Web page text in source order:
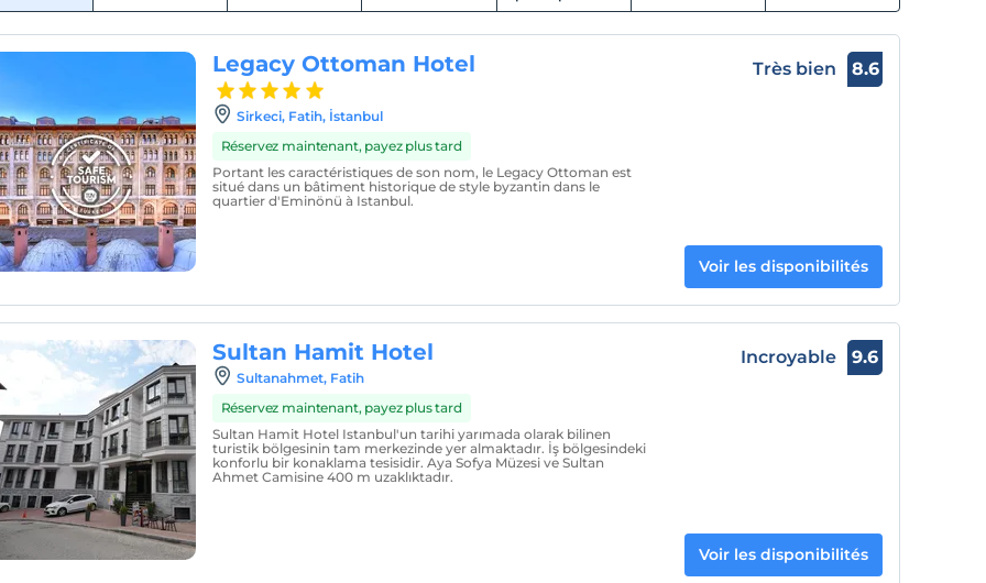
Legacy Ottoman Hotel
Sirkeci, Fatih, İstanbul
Réservez maintenant, payez plus tard
Portant les caractéristiques de son nom, le Legacy Ottoman est
situé dans un bâtiment historique de style byzantin dans le
quartier d'Eminönü à Istanbul.
Très bien 8.6
Voir les disponibilités
Sultan Hamit Hotel
Sultanahmet, Fatih
Réservez maintenant, payez plus tard
Sultan Hamit Hotel Istanbul'un tarihi yarımada olarak bilinen
turistik bölgesinin tam merkezinde yer almaktadır. İş bölgesindeki
konforlu bir konaklama tesisidir. Aya Sofya Müzesi ve Sultan
Ahmet Camisine 400 m uzaklıktadır.
Incroyable 9.6
Voir les disponibilités